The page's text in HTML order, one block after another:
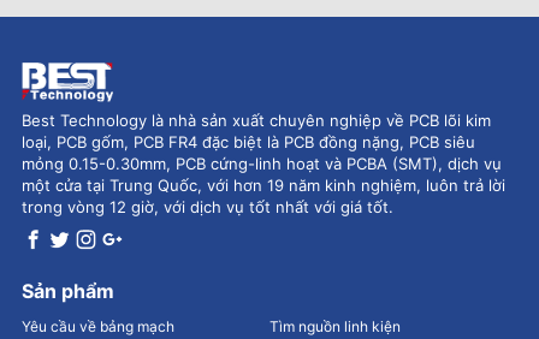
Best Technology là nhà sản xuất chuyên nghiệp về PCB lõi kim
loại, PCB gốm, PCB FR4 đặc biệt là PCB đồng nặng, PCB siêu
mỏng 0.15-0.30mm, PCB cứng-linh hoạt và PCBA (SMT), dịch vụ
một cửa tại Trung Quốc, với hơn 19 năm kinh nghiệm, luôn trả lời
trong vòng 12 giờ, với dịch vụ tốt nhất với giá tốt.
Sản phẩm
Yêu cầu về bảng mạch Tìm nguồn linh kiện